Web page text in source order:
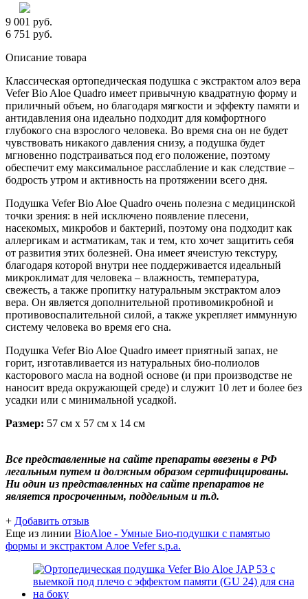
9 001 руб.
6 751 руб.
Описание товара
Классическая ортопедическая подушка с экстрактом алоэ вера
Vefer Bio Aloe Quadro имеет привычную квадратную форму и
приличный объем, но благодаря мягкости и эффекту памяти и
антидавления она идеально подходит для комфортного
глубокого сна взрослого человека. Во время сна он не будет
чувствовать никакого давления снизу, а подушка будет
мгновенно подстраиваться под его положение, поэтому
обеспечит ему максимальное расслабление и как следствие –
бодрость утром и активность на протяжении всего дня.
Подушка Vefer Bio Aloe Quadro очень полезна с медицинской
точки зрения: в ней исключено появление плесени,
насекомых, микробов и бактерий, поэтому она подходит как
аллергикам и астматикам, так и тем, кто хочет защитить себя
от развития этих болезней. Она имеет ячеистую текстуру,
благодаря которой внутри нее поддерживается идеальный
микроклимат для человека – влажность, температура,
свежесть, а также пропитку натуральным экстрактом алоэ
вера. Он является дополнительной противомикробной и
противовоспалительной силой, а также укрепляет иммунную
систему человека во время его сна.
Подушка Vefer Bio Aloe Quadro имеет приятный запах, не
горит, изготавливается из натуральных био-полиолов
касторового масла на водной основе (и при производстве не
наносит вреда окружающей среде) и служит 10 лет и более без
усадки или с минимальной усадкой.
Размер: 57 см х 57 см х 14 см
Все представленные на сайте препараты ввезены в РФ
легальным путем и должным образом сертифицированы.
Ни один из представленных на сайте препаратов не
является просроченным, поддельным и т.д.
+ Добавить отзыв
Еще из линии BioAloe - Умные Био-подушки с памятью
формы и экстрактом Алое Vefer s.p.a.